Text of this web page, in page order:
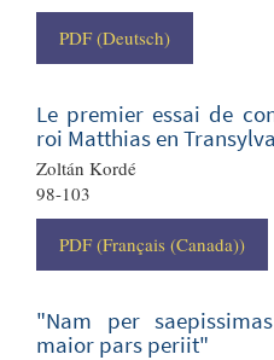
PDF (Deutsch)
Le premier essai de
roi Matthias en
Zoltán Kordé
98-103
PDF (Français (Canada))
"Nam per
maior pars periit"